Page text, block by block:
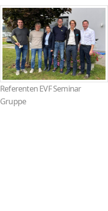
Referenten EVF Seminar
Gruppe